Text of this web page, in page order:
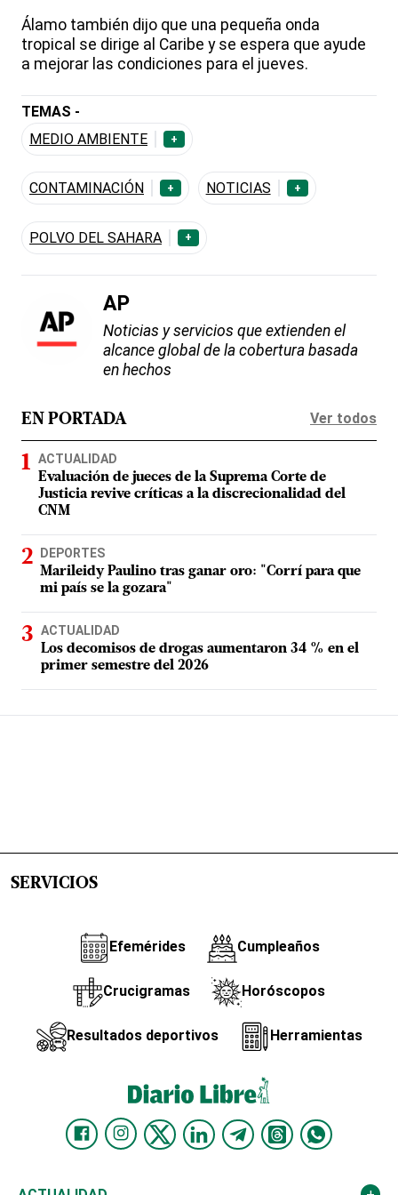
Álamo también dijo que una pequeña onda
tropical se dirige al Caribe y se espera que ayude
a mejorar las condiciones para el jueves.
TEMAS -
MEDIO AMBIENTE
+
CONTAMINACIÓN + NOTICIAS +
POLVO DEL SAHARA +
AP
Noticias y servicios que extienden el
alcance global de la cobertura basada
en hechos
EN PORTADA Ver todos
ACTUALIDAD
Evaluación de jueces de la Suprema Corte de
Justicia revive críticas a la discrecionalidad del
CNM
DEPORTES
Marileidy Paulino tras ganar oro: "Corrí para que
mi país se la gozara"
ACTUALIDAD
Los decomisos de drogas aumentaron 34 % en el
primer semestre del 2026
SERVICIOS
Efemérides Cumpleaños
Crucigramas Horóscopos
Resultados deportivos Herramientas